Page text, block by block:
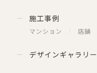
施工事例
マンション 店舗
デザインギャラリー